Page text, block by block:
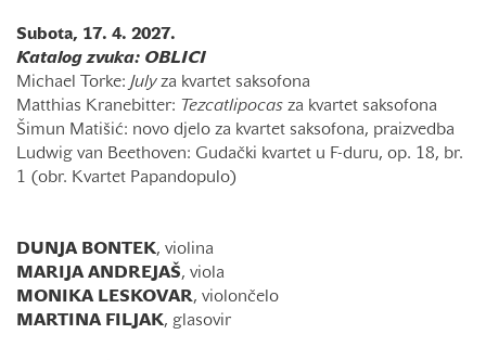
Subota, 17. 4. 2027.
Katalog zvuka: OBLICI
Michael Torke: Julyza kvartet saksofona
Matthias Kranebitter: Tezcatlipocas za kvartet saksofona
Šimun Matišić: novo djelo za kvartet saksofona, praizvedba
Ludwig van Beethoven: Gudački kvartet u F-duru, op. 18, br.
1 (obr. Kvartet Papandopulo)
DUNJA BONTEK, violina
MARIJA ANDREJAŠ, viola
MONIKA LESKOVAR, violončelo
MARTINA FILJAK, glasovir